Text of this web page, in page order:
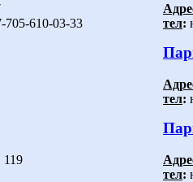
705-610-03-33
тел:
тел:
119
тел: